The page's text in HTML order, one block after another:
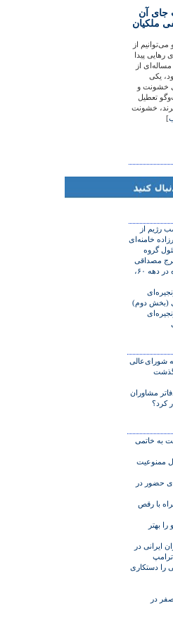
جای آن
ملکیان
از
رهایی پیدا
از
یکی
خشونت و
تعطیل
خشونت
]
رژیم از
خامنه‌ای
گروه
مصداقی
فراز و نشیب حزب توده در دهه ۶۰،
(بخش دوم)
شورای‌عالی
مشاوران
کرد؟
به خاتمی
ممنوعیت
حضور در
با رقص
بهتر
ایرانی در
را دستکاری
زیر صفر در